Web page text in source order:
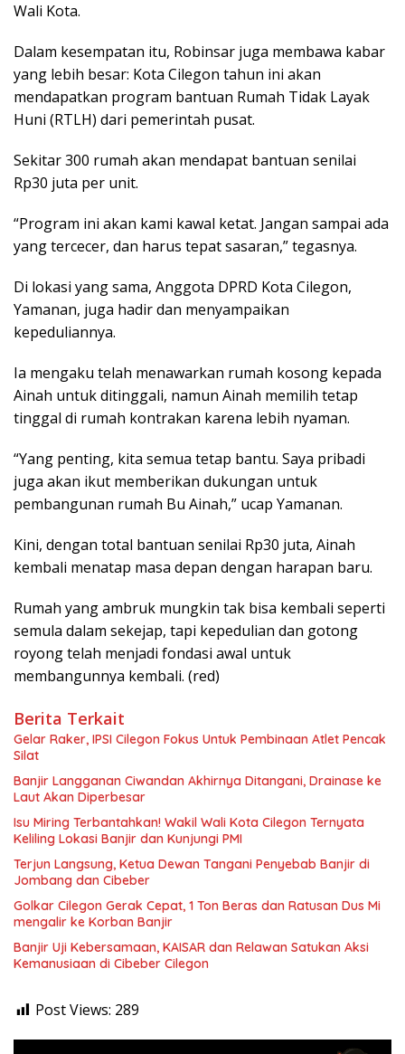
Wali Kota.
Dalam kesempatan itu, Robinsar juga membawa kabar
yang lebih besar: Kota Cilegon tahun ini akan
mendapatkan program bantuan Rumah Tidak Layak
Huni (RTLH) dari pemerintah pusat.
Sekitar 300 rumah akan mendapat bantuan senilai
Rp30 juta per unit.
“Program ini akan kami kawal ketat. Jangan sampai ada
yang tercecer, dan harus tepat sasaran,” tegasnya.
Di lokasi yang sama, Anggota DPRD Kota Cilegon,
Yamanan, juga hadir dan menyampaikan
kepeduliannya.
Ia mengaku telah menawarkan rumah kosong kepada
Ainah untuk ditinggali, namun Ainah memilih tetap
tinggal di rumah kontrakan karena lebih nyaman.
“Yang penting, kita semua tetap bantu. Saya pribadi
juga akan ikut memberikan dukungan untuk
pembangunan rumah Bu Ainah,” ucap Yamanan.
Kini, dengan total bantuan senilai Rp30 juta, Ainah
kembali menatap masa depan dengan harapan baru.
Rumah yang ambruk mungkin tak bisa kembali seperti
semula dalam sekejap, tapi kepedulian dan gotong
royong telah menjadi fondasi awal untuk
membangunnya kembali. (red)
Berita Terkait
Gelar Raker, IPSI Cilegon Fokus Untuk Pembinaan Atlet Pencak
Silat
Banjir Langganan Ciwandan Akhirnya Ditangani, Drainase ke
Laut Akan Diperbesar
Isu Miring Terbantahkan! Wakil Wali Kota Cilegon Ternyata
Keliling Lokasi Banjir dan Kunjungi PMI
Terjun Langsung, Ketua Dewan Tangani Penyebab Banjir di
Jombang dan Cibeber
Golkar Cilegon Gerak Cepat, 1 Ton Beras dan Ratusan Dus Mi
mengalir ke Korban Banjir
Banjir Uji Kebersamaan, KAISAR dan Relawan Satukan Aksi
Kemanusiaan di Cibeber Cilegon
Post Views: 289